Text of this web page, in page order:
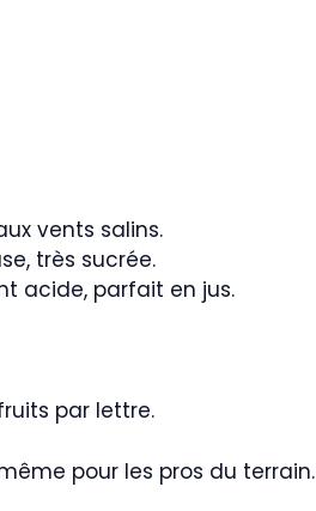
vents salins.
très sucrée.
acide, parfait en jus.
par lettre.
pour les pros du terrain.